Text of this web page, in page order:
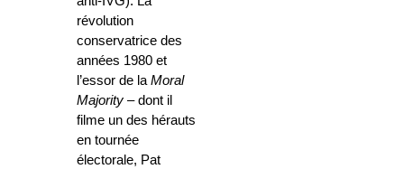
révolution
conservatrice des
années 1980 et
l’essor de laMoral
Majority – dont il
filme un des hérauts
en tournée
électorale, Pat